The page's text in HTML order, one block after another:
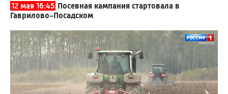
12 мая 16:45 Посевная кампания стартовала в
Гаврилово-Посадском